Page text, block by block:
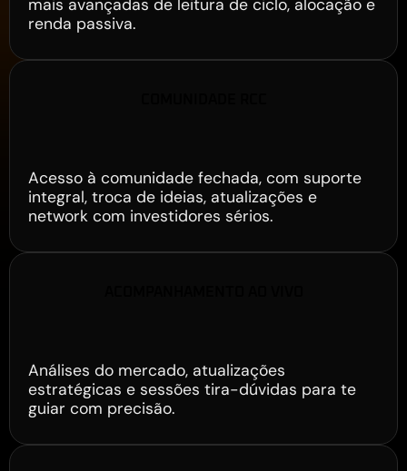
mais avançadas de leitura de ciclo, alocação e
renda passiva.
Acesso à comunidade fechada, com suporte
integral, troca de ideias, atualizações e
network com investidores sérios.
Análises do mercado, atualizações
estratégicas e sessões tira-dúvidas para te
guiar com precisão.